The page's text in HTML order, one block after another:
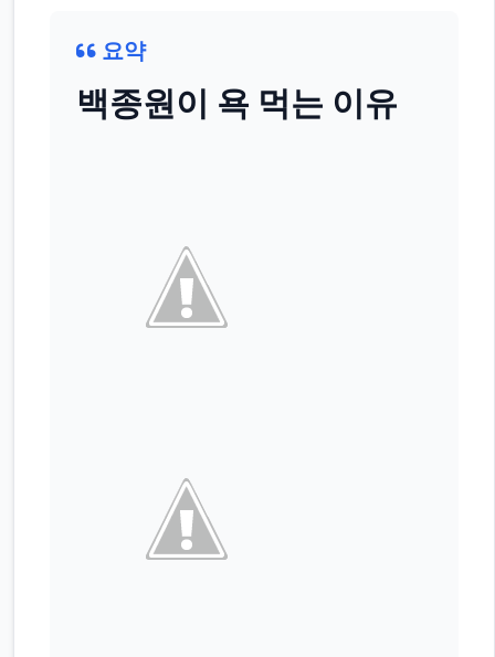
요약
백종원이 욕 먹는 이유